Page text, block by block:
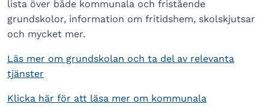
lista över både kommunala och fristående
grundskolor, information om fritidshem, skolskjutsar
och mycket mer.
Läs mer om grundskolan och ta del av relevanta
tjänster
Klicka här för att läsa mer om kommunala